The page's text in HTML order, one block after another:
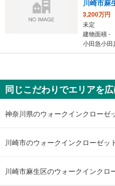
川崎市麻
3,200万円
未定
建物面積 -
小田急小田
川崎市麻
2,180万円
未定
建物面積 -
同じこだわりでエリアを
神奈川県のウォークインクローゼ
川崎市のウォークインクローゼッ
川崎市麻生区のウォークインクロ